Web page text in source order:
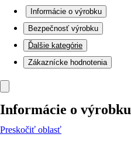
Informácie o výrobku
Bezpečnosť výrobku
Ďalšie kategórie
Zákaznícke hodnotenia
Informácie o výrobku
Preskočiť oblasť